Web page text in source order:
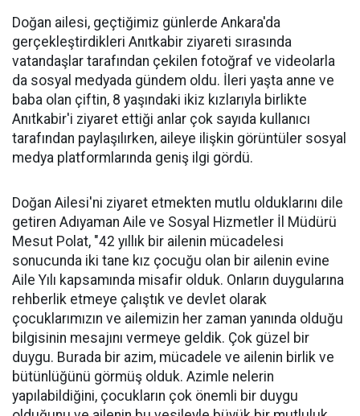
Doğan ailesi, geçtiğimiz günlerde Ankara'da
gerçekleştirdikleri Anıtkabir ziyareti sırasında
vatandaşlar tarafından çekilen fotoğraf ve videolarla
da sosyal medyada gündem oldu. İleri yaşta anne ve
baba olan çiftin, 8 yaşındaki ikiz kızlarıyla birlikte
Anıtkabir'i ziyaret ettiği anlar çok sayıda kullanıcı
tarafından paylaşılırken, aileye ilişkin görüntüler sosyal
medya platformlarında geniş ilgi gördü.
Doğan Ailesi'ni ziyaret etmekten mutlu olduklarını dile
getiren Adıyaman Aile ve Sosyal Hizmetler İl Müdürü
Mesut Polat, "42 yıllık bir ailenin mücadelesi
sonucunda iki tane kız çocuğu olan bir ailenin evine
Aile Yılı kapsamında misafir olduk. Onların duygularına
rehberlik etmeye çalıştık ve devlet olarak
çocuklarımızın ve ailemizin her zaman yanında olduğu
bilgisinin mesajını vermeye geldik. Çok güzel bir
duygu. Burada bir azim, mücadele ve ailenin birlik ve
bütünlüğünü görmüş olduk. Azimle nelerin
yapılabildiğini, çocukların çok önemli bir duygu